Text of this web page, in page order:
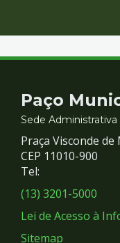
e
Redes
Sociais
Paço
Sede Administrativa
Praça Visconde de
CEP 11010-900
Tel:
(13) 3201-5000
Lei de Acesso à
Sitemap